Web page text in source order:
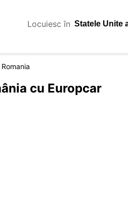
Locuiesc în
cu Europcar